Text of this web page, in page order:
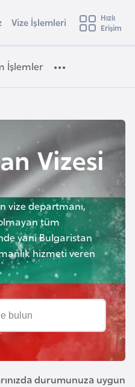
e
i
i
m
Vize İşlemleri
Hızlı
Erişim
İşlemler
Vizesi
vize departmanı,
tüm
yani Bulgaristan
hizmeti veren
durumunuza uygun